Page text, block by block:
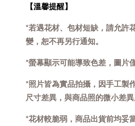
【溫馨提醒】
*若遇花材、包材短缺，請允許
變，恕不再另行通知。
*螢幕顯示可能導致色差，圖片
*照片皆為實品拍攝，因手工製
尺寸差異，與商品照的微小差異
*花材較脆弱，商品出貨前均妥